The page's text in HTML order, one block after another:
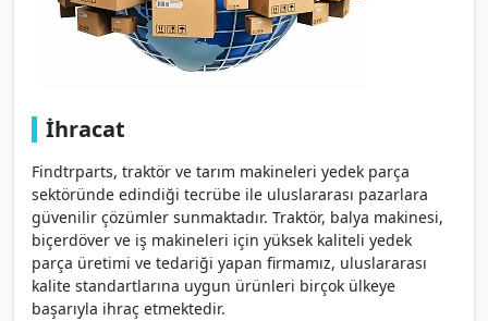
İhracat
Findtrparts, traktör ve tarım makineleri yedek parça
sektöründe edindiği tecrübe ile uluslararası pazarlara
güvenilir çözümler sunmaktadır. Traktör, balya makinesi,
biçerdöver ve iş makineleri için yüksek kaliteli yedek
parça üretimi ve tedariği yapan firmamız, uluslararası
kalite standartlarına uygun ürünleri birçok ülkeye
başarıyla ihraç etmektedir.